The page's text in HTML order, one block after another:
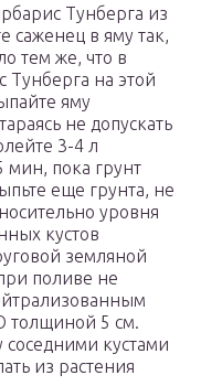
Тунберга из
саженец в яму так,
тем же, что в
на этой
яму
не допускать
3-4 л
мин, пока грунт
еще грунта, не
уровня
кустов
земляной
поливе не
толщиной 5 см.
кустами
из растения